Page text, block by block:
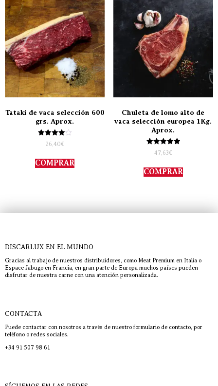
Tataki de vaca selección 600
grs. Aprox.
Valorado
con
de 5
26,40€
COMPRAR
Chuleta de lomo alto de
vaca selección europea 1Kg.
Aprox.
Valorado
con
de 5
47,63€
COMPRAR
DISCARLUX EN EL MUNDO
Gracias al trabajo de nuestros distribuidores, como Meat Premium en Italia o
Espace Jabugo en Francia, en gran parte de Europa muchos países pueden
disfrutar de nuestra carne con una atención personalizada.
CONTACTA
Puede contactar con nosotros a través de nuestro formulario de contacto, por
teléfono o redes sociales.
+34 91 507 98 61